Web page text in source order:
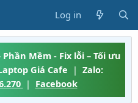
Log in
Mềm - Fix lỗi – Tối ưu
Giá Cafe | Zalo:
| Facebook